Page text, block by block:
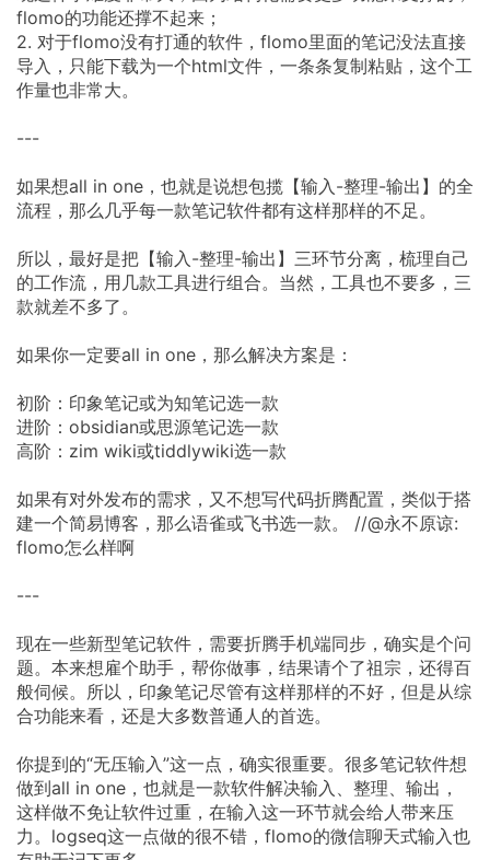
flomo的功能还撑不起来；
2. 对于flomo没有打通的软件，flomo里面的笔记没法直接
导入，只能下载为一个html文件，一条条复制粘贴，这个工
作量也非常大。
---
如果想all in one，也就是说想包揽【输入-整理-输出】的全
流程，那么几乎每一款笔记软件都有这样那样的不足。
所以，最好是把【输入-整理-输出】三环节分离，梳理自己
的工作流，用几款工具进行组合。当然，工具也不要多，三
款就差不多了。
如果你一定要all in one，那么解决方案是：
初阶：印象笔记或为知笔记选一款
进阶：obsidian或思源笔记选一款
高阶：zim wiki或tiddlywiki选一款
如果有对外发布的需求，又不想写代码折腾配置，类似于搭
建一个简易博客，那么语雀或飞书选一款。 //@永不原谅:
flomo怎么样啊
---
现在一些新型笔记软件，需要折腾手机端同步，确实是个问
题。本来想雇个助手，帮你做事，结果请个了祖宗，还得百
般伺候。所以，印象笔记尽管有这样那样的不好，但是从综
合功能来看，还是大多数普通人的首选。
你提到的“无压输入”这一点，确实很重要。很多笔记软件想
做到all in one，也就是一款软件解决输入、整理、输出，
这样做不免让软件过重，在输入这一环节就会给人带来压
力。logseq这一点做的很不错，flomo的微信聊天式输入也